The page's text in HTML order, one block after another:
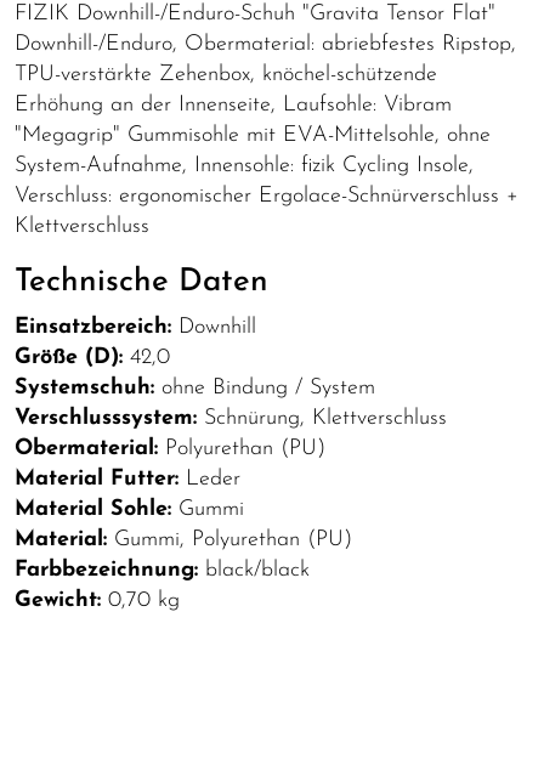
FIZIK Downhill-/Enduro-Schuh "Gravita Tensor Flat"
Downhill-/Enduro, Obermaterial: abriebfestes Ripstop,
TPU-verstärkte Zehenbox, knöchel-schützende
Erhöhung an der Innenseite, Laufsohle: Vibram
"Megagrip" Gummisohle mit EVA-Mittelsohle, ohne
System-Aufnahme, Innensohle: fizik Cycling Insole,
Verschluss: ergonomischer Ergolace-Schnürverschluss +
Klettverschluss
Technische Daten
Einsatzbereich: Downhill
Größe (D): 42,0
Systemschuh: ohne Bindung / System
Verschlusssystem: Schnürung, Klettverschluss
Obermaterial: Polyurethan (PU)
Material Futter: Leder
Material Sohle: Gummi
Material: Gummi, Polyurethan (PU)
Farbbezeichnung: black/black
Gewicht: 0,70 kg